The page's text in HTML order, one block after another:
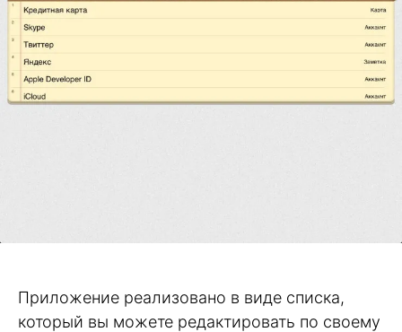
Приложение реализовано в виде списка,
который вы можете редактировать по своему